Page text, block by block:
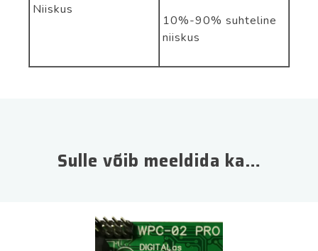
Niiskus
10%-90% suhteline
niiskus
Sulle võib meeldida ka…